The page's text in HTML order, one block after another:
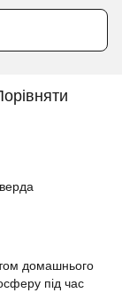
домашнього
під час